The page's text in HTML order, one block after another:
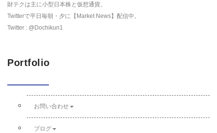
財テクは主に小型日本株と仮想通貨。
Twitterで平日毎朝・夕に【Market News】配信中。
Twitter : @Dochikun1
Portfolio
お問い合わせ
ブログ